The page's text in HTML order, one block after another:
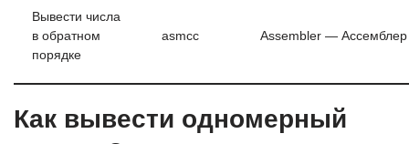
Вывести числа
в обратном
порядке
asmcc Assembler — Ассемблер
Как вывести одномерный